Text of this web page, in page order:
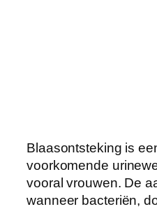
Blaasontsteking is
voorkomende
vooral vrouwen. De
wanneer bacteriën,